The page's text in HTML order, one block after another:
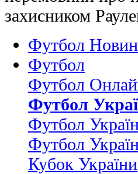
захисником
Футбол
Футбол
Футбол
Футбол
Футбол
Футбол
Кубок України